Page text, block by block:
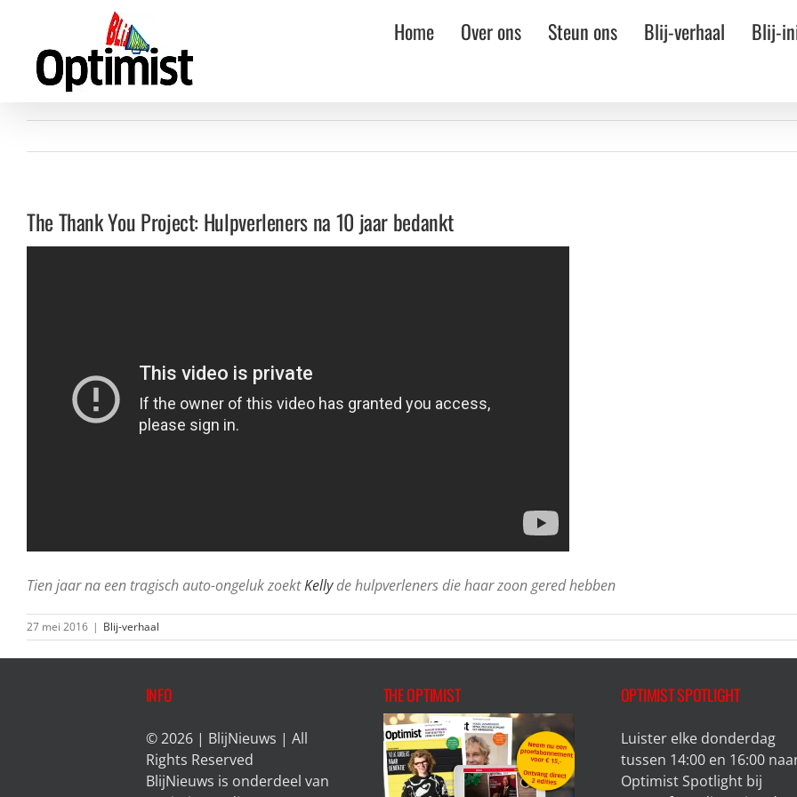
inhoud
Home Over ons Steun ons Blij-verhaal Blij-
The Thank You Project: Hulpverleners na 10 jaar bedankt
Tien jaar na een tragisch auto-ongeluk zoektKellyde hulpverleners die haar zoon gered hebben
27 mei 2016 | Blij-verhaal
INFO
© 2026 | BlijNieuws | All
Rights Reserved
BlijNieuws is onderdeel van
THE OPTIMIST OPTIMIST SPOTLIGHT
Luister elke donderdag
tussen 14:00 en 16:00
Optimist Spotlight bij